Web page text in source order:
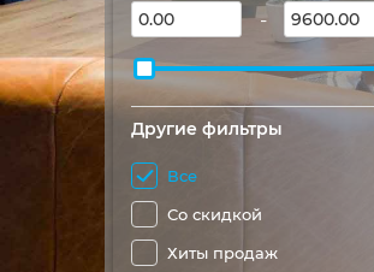
-
Другие фильтры
Все
Со скидкой
Хиты продаж